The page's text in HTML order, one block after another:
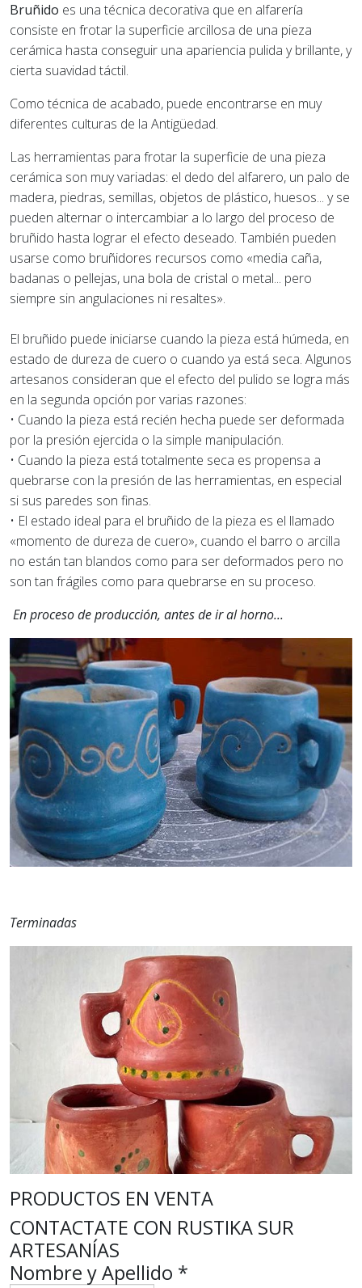
Bruñido es una técnica decorativa que en alfarería
consiste en frotar la superficie arcillosa de una pieza
cerámica hasta conseguir una apariencia pulida y brillante, y
cierta suavidad táctil.
Como técnica de acabado, puede encontrarse en muy
diferentes culturas de la Antigüedad.
Las herramientas para frotar la superficie de una pieza
cerámica son muy variadas: el dedo del alfarero, un palo de
madera, piedras, semillas, objetos de plástico, huesos... y se
pueden alternar o intercambiar a lo largo del proceso de
bruñido hasta lograr el efecto deseado. También pueden
usarse como bruñidores recursos como «media caña,
badanas o pellejas, una bola de cristal o metal... pero
siempre sin angulaciones ni resaltes».
El bruñido puede iniciarse cuando la pieza está húmeda, en
estado de dureza de cuero o cuando ya está seca. Algunos
artesanos consideran que el efecto del pulido se logra más
en la segunda opción por varias razones:
• Cuando la pieza está recién hecha puede ser deformada
por la presión ejercida o la simple manipulación.
• Cuando la pieza está totalmente seca es propensa a
quebrarse con la presión de las herramientas, en especial
si sus paredes son finas.
• El estado ideal para el bruñido de la pieza es el llamado
«momento de dureza de cuero», cuando el barro o arcilla
no están tan blandos como para ser deformados pero no
son tan frágiles como para quebrarse en su proceso.
En proceso de producción, antes de ir al horno...
Terminadas
PRODUCTOS EN VENTA
CONTACTATE CON RUSTIKA SUR
ARTESANÍAS
Nombre y Apellido *